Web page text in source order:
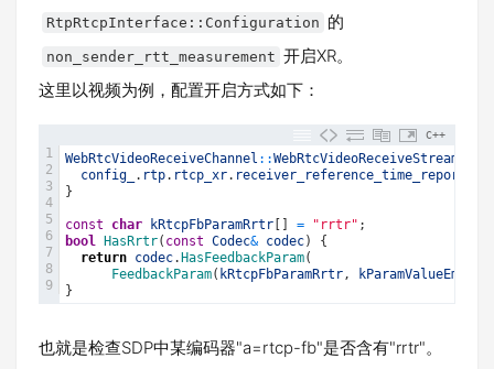
RtpRtcpInterface::Configuration 的
non_sender_rtt_measurement 开启XR。
这里以视频为例，配置开启方式如下：
C++
1
2
3
4
5
6
7
8
9
WebRtcVideoReceiveChannel ::WebRtcVideoReceiveStream
config_
. rtp. rtcp_xr. receiver_reference_time_report
}
const char kRtcpFbParamRrtr = "rrtr" ;
bool
HasRrtr( const Codec& codec)
{
return codec. HasFeedbackParam(
FeedbackParam( kRtcpFbParamRrtr, kParamValueEmpty
}
也就是检查SDP中某编码器"a=rtcp-fb"是否含有"rrtr"。